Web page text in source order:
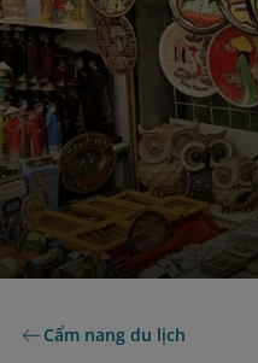
Cẩm nang du lịch